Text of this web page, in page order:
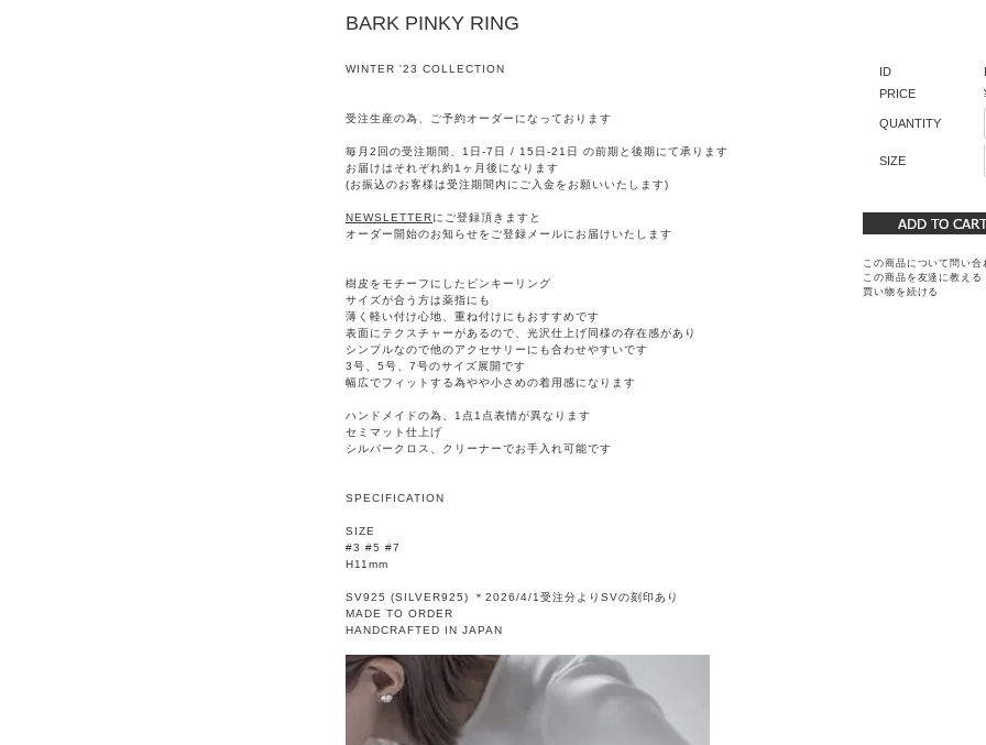
BARK PINKY RING
WINTER '23 COLLECTION
受注生産の為、ご予約オーダーになっております
毎月2回の受注期間、1日-7日 / 15日-21日 の前期と後期にて承ります
お届けはそれぞれ約1ヶ月後になります
(お振込のお客様は受注期間内にご入金をお願いいたします)
NEWSLETTERにご登録頂きますと
オーダー開始のお知らせをご登録メールにお届けいたします
樹皮をモチーフにしたピンキーリング
サイズが合う方は薬指にも
薄く軽い付け心地、重ね付けにもおすすめです
表面にテクスチャーがあるので、光沢仕上げ同様の存在感があり
シンプルなので他のアクセサリーにも合わせやすいです
3号、5号、7号のサイズ展開です
幅広でフィットする為やや小さめの着用感になります
ハンドメイドの為、1点1点表情が異なります
セミマット仕上げ
シルバークロス、クリーナーでお手入れ可能です
SPECIFICATION
SIZE
#3 #5 #7
H11mm
SV925 (SILVER925) ＊2026/4/1受注分よりSVの刻印あり
MADE TO ORDER
HANDCRAFTED IN JAPAN
ID
PRICE
QUANTITY
SIZE
この商品について問い合
この商品を友達に教える
買い物を続ける